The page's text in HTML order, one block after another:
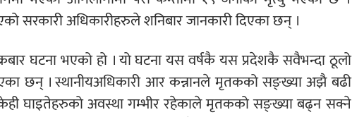
अधिकारीहरुले शनिबार जानकारी दिएका छन् ।
घटना भएको हो । यो घटना यस वर्षकै यस प्रदेशकै सवैभन्दा ठूलो
छन् । स्थानीयअधिकारी आर कन्नानले मृतकको सङ्ख्या अझै बढी
घाइतेहरुको अवस्था गम्भीर रहेकाले मृतकको सङ्ख्या बढ्न सक्ने